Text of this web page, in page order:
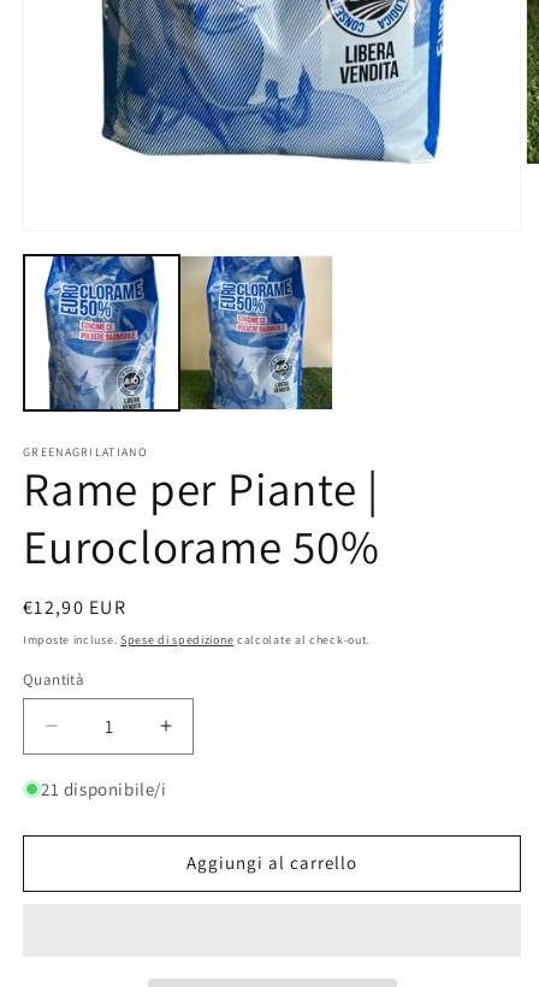
contenuti
multimediali
finestra
modale
GREENAGRILATIANO
Rame per Piante |
Euroclorame 50%
Prezzo
di
€12,90 EUR
Imposte incluse. Spese di spedizione calcolate al check-out.
Quantità
Quantità
Diminuisci
quantità
per
per
|
Aumenta
quantità
per
per
Piante
|
21 disponibile/i
Aggiungi al carrello